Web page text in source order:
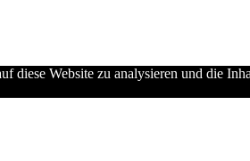
diese Website zu analysieren und die